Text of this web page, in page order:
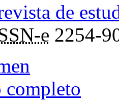
de
e 2254-
completo